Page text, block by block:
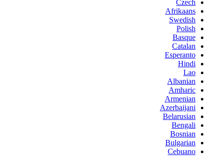
Czech
Afrikaans
Swedish
Polish
Basque
Catalan
Esperanto
Hindi
Lao
Albanian
Amharic
Armenian
Azerbaijani
Belarusian
Bengali
Bosnian
Bulgarian
Cebuano